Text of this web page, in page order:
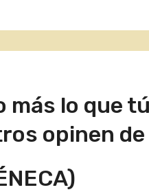
lo que
opinen